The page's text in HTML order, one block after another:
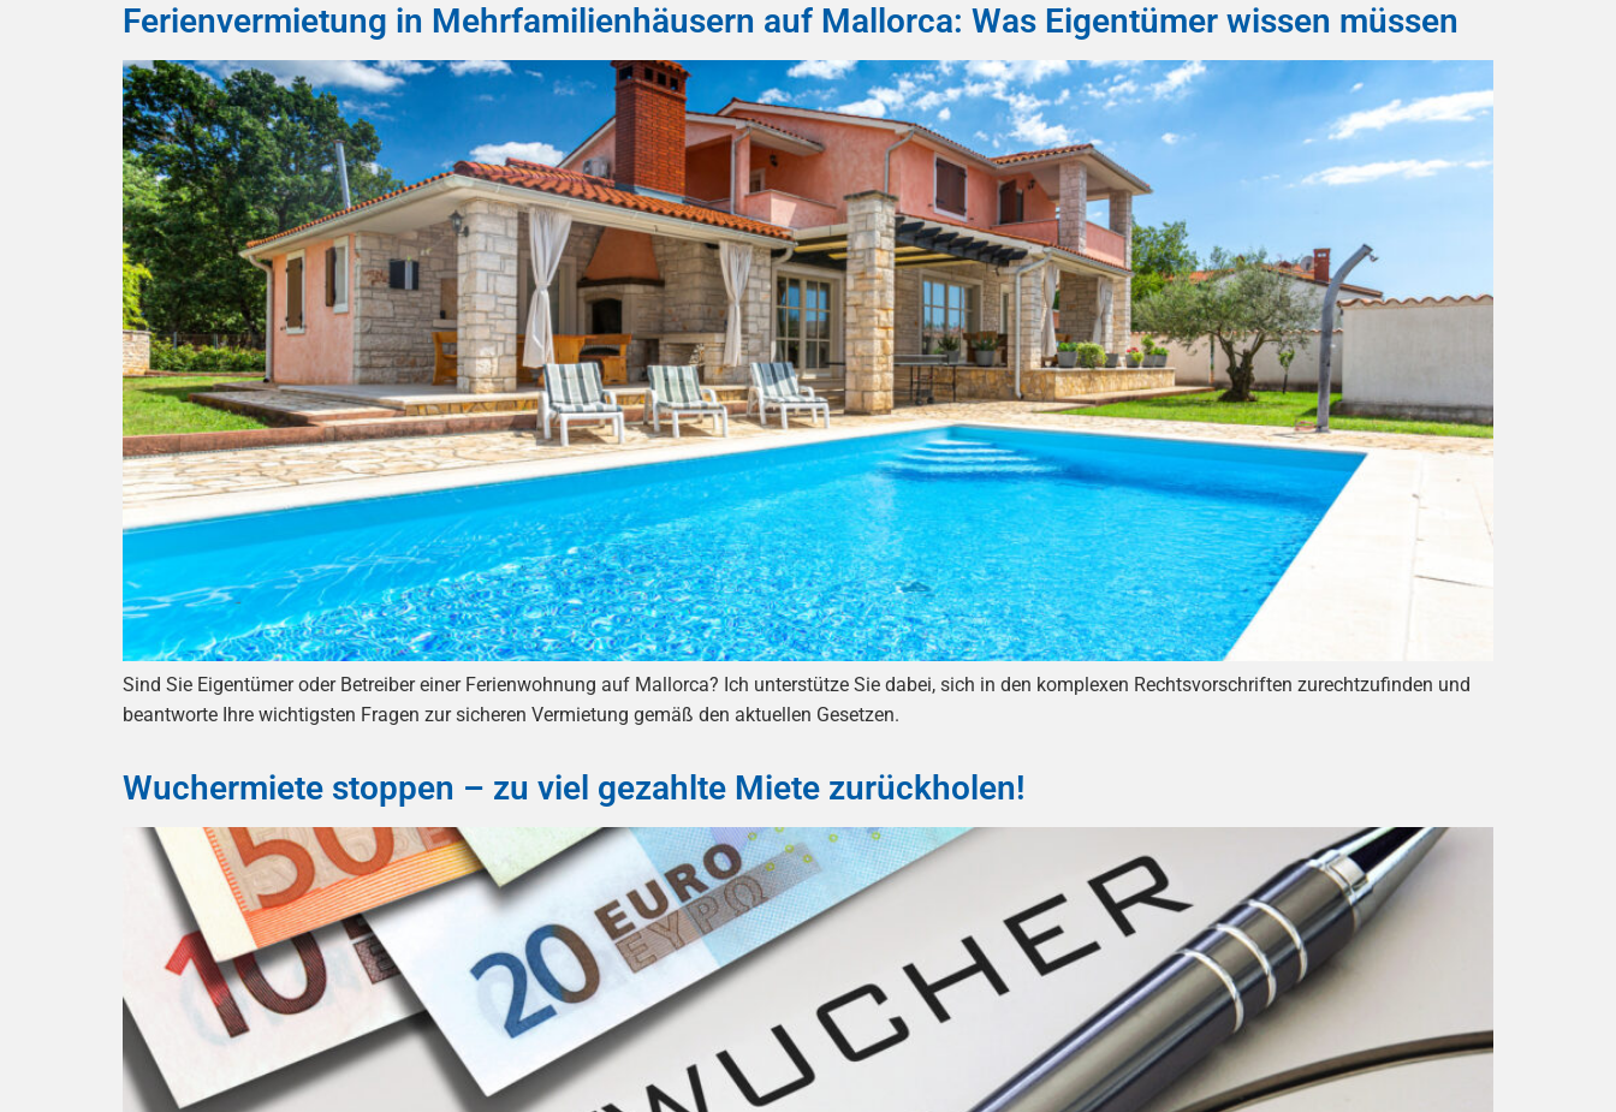
Ferienvermietung in Mehrfamilienhäusern auf Mallorca: Was Eigentümer wissen müssen
Sind Sie Eigentümer oder Betreiber einer Ferienwohnung auf Mallorca? Ich unterstütze Sie dabei, sich in den komplexen Rechtsvorschriften zurechtzufinden und
beantworte Ihre wichtigsten Fragen zur sicheren Vermietung gemäß den aktuellen Gesetzen.
Wuchermiete stoppen – zu viel gezahlte Miete zurückholen!